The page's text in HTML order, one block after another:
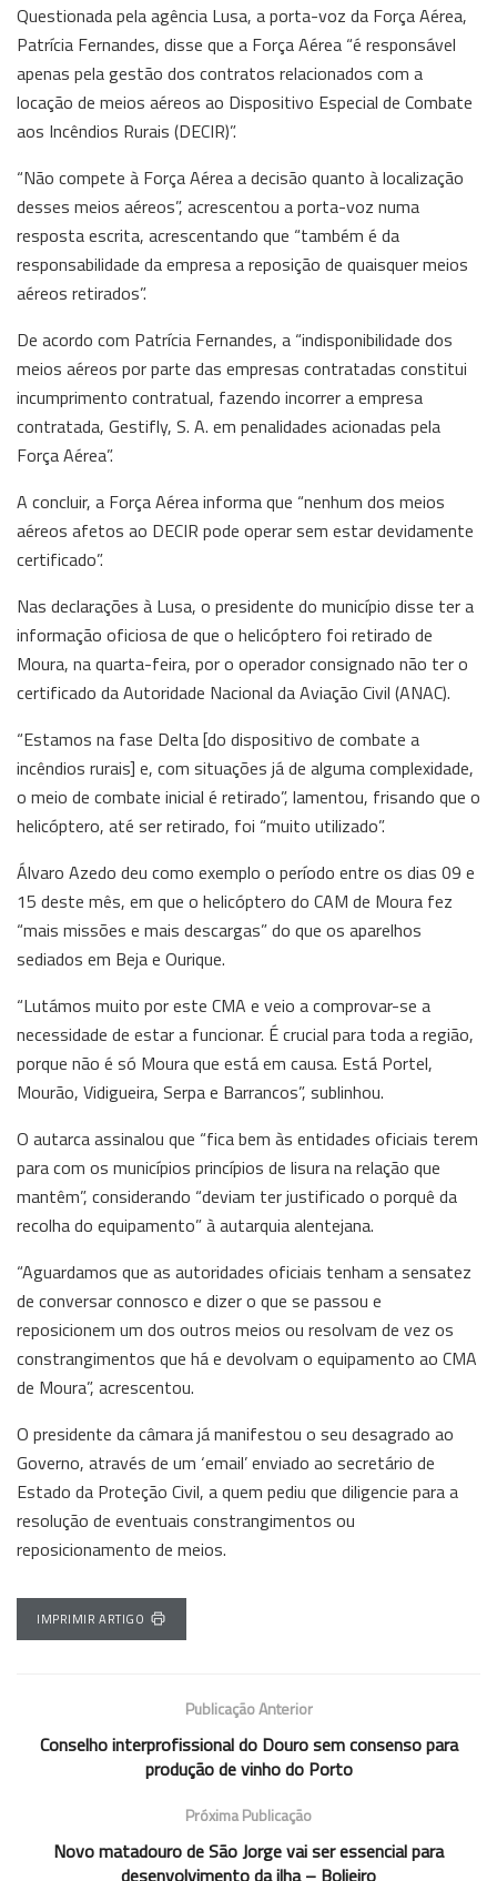
Questionada pela agência Lusa, a porta-voz da Força Aérea,
Patrícia Fernandes, disse que a Força Aérea “é responsável
apenas pela gestão dos contratos relacionados com a
locação de meios aéreos ao Dispositivo Especial de Combate
aos Incêndios Rurais (DECIR)”.
“Não compete à Força Aérea a decisão quanto à localização
desses meios aéreos”, acrescentou a porta-voz numa
resposta escrita, acrescentando que “também é da
responsabilidade da empresa a reposição de quaisquer meios
aéreos retirados”.
De acordo com Patrícia Fernandes, a “indisponibilidade dos
meios aéreos por parte das empresas contratadas constitui
incumprimento contratual, fazendo incorrer a empresa
contratada, Gestifly, S. A. em penalidades acionadas pela
Força Aérea”.
A concluir, a Força Aérea informa que “nenhum dos meios
aéreos afetos ao DECIR pode operar sem estar devidamente
certificado”.
Nas declarações à Lusa, o presidente do município disse ter a
informação oficiosa de que o helicóptero foi retirado de
Moura, na quarta-feira, por o operador consignado não ter o
certificado da Autoridade Nacional da Aviação Civil (ANAC).
“Estamos na fase Delta [do dispositivo de combate a
incêndios rurais] e, com situações já de alguma complexidade,
o meio de combate inicial é retirado”, lamentou, frisando que o
helicóptero, até ser retirado, foi “muito utilizado”.
Álvaro Azedo deu como exemplo o período entre os dias 09 e
15 deste mês, em que o helicóptero do CAM de Moura fez
“mais missões e mais descargas” do que os aparelhos
sediados em Beja e Ourique.
“Lutámos muito por este CMA e veio a comprovar-se a
necessidade de estar a funcionar. É crucial para toda a região,
porque não é só Moura que está em causa. Está Portel,
Mourão, Vidigueira, Serpa e Barrancos”, sublinhou.
O autarca assinalou que “fica bem às entidades oficiais terem
para com os municípios princípios de lisura na relação que
mantêm”, considerando “deviam ter justificado o porquê da
recolha do equipamento” à autarquia alentejana.
“Aguardamos que as autoridades oficiais tenham a sensatez
de conversar connosco e dizer o que se passou e
reposicionem um dos outros meios ou resolvam de vez os
constrangimentos que há e devolvam o equipamento ao CMA
de Moura”, acrescentou.
O presidente da câmara já manifestou o seu desagrado ao
Governo, através de um ‘email’ enviado ao secretário de
Estado da Proteção Civil, a quem pediu que diligencie para a
resolução de eventuais constrangimentos ou
reposicionamento de meios.
IMPRIMIR ARTIGO
Publicação Anterior
Conselho interprofissional do Douro sem consenso para
produção de vinho do Porto
Próxima Publicação
Novo matadouro de São Jorge vai ser essencial para
desenvolvimento da ilha – Bolieiro